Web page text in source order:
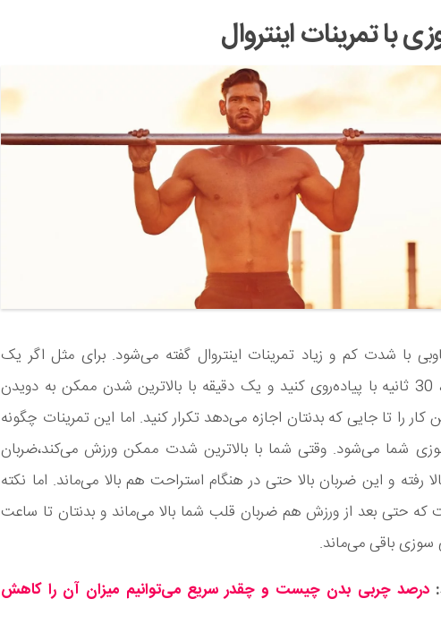
با تمرینات اینتروال
با شدت کم و زیاد تمرینات اینتروال گفته می‌شود. برای مثل اگر یک
دونده هستید، 30 ثانیه با پیاده‌روی کنید و یک دقیقه با بالاترین شدن ممکن به دویدن
کار را تا جایی که بدنتان اجازه می‌دهد تکرار کنید. اما این تمرینات چگونه
شما می‌شود. وقتی شما با بالاترین شدت ممکن ورزش می‌کند،ضربان
رفته و این ضربان بالا حتی در هنگام استراحت هم بالا می‌ماند. اما نکته
که حتی بعد از ورزش هم ضربان قلب شما بالا می‌ماند و بدنتان تا ساعت
سوزی باقی می‌ماند.
درصد چربی بدن چیست و چقدر سریع می‌توانیم میزان آن را کاهش